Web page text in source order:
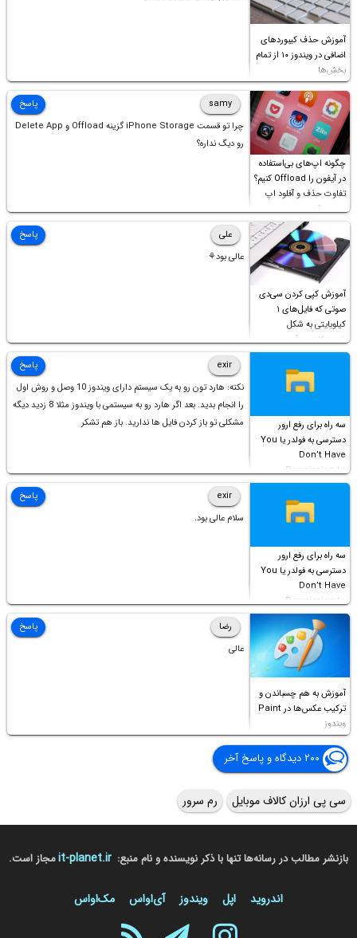
آموزش حذف کیبوردهای
اضافی در ویندوز ۱۰ از تمام
بخش‌ها
چگونه اپ‌های بی‌استفاده
در آیفون را Offload کنیم؟
تفاوت حذف و آفلود اپ
چیست؟
samy
چرا تو قسمت iPhone Storage گزینه Offload و Delete App
رو دیگ نداره؟
پاسخ
آموزش کپی کردن سی‌دی
صوتی که فایل‌های ۱
کیلوبایتی به شکل
شورت‌کات در آن موجود
است!
علی
عالی بود⚘
پاسخ
سه راه برای رفع ارور
دسترسی به فولدر یا You
Don’t Have
Permission to
Access this folder
exir
نکته: هارد تون رو به یک سیستم دارای ویندوز 10 وصل و روش اول
را انجام بدید. بعد اگر هارد رو به سیستمی با ویندوز مثلا 8 زدید دیگه
مشکلی تو باز کردن فایل ها ندارید. باز هم تشکر
پاسخ
سه راه برای رفع ارور
دسترسی به فولدر یا You
Don’t Have
Permission to
Access this folder
exir
سلام عالی بود.
پاسخ
آموزش به هم چسباندن و
ترکیب عکس‌ها در Paint
ویندوز
رضا
عالی
پاسخ
۲۰۰ دیدگاه و پاسخ آخر
سی پی ارزان کالاف موبایل رم سرور
بازنشر مطالب در رسانه‌ها تنها با ذکر نویسنده و نام منبع: it-planet.irمجاز است.
اندروید اپل ویندوز آی‌او‌اس مک‌او‌اس